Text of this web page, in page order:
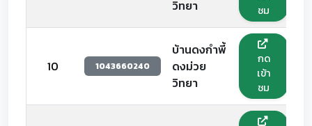
วิทยา
ชม
10 1043660240
บ้านดงกำพี้
ดงม่วย
วิทยา
กด
เข้า
ชม